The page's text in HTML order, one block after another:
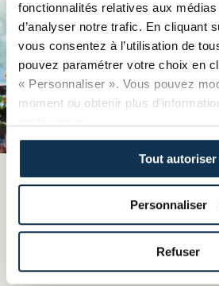
fonctionnalités relatives aux
d’analyser notre trafic. En cliquant
vous consentez à l’utilisation de
pouvez paramétrer votre choix en
« Personnaliser ». Vous pouvez
moment ou obtenir plus
Tout autoriser
Personnaliser
Refuser
Le Brevet de Maîtrise
L'excellence artisanale
Le Brevet de Maîtrise (BM) Fleuriste
diplôme de la filière artisanale